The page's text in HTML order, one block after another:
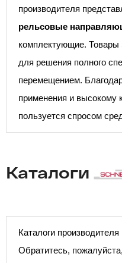
производителя
рельсовые
комплектующие. Товары
для решения полного
перемещением.
применения и высокому
пользуется спросом
Каталоги
Каталоги
Обратитесь,